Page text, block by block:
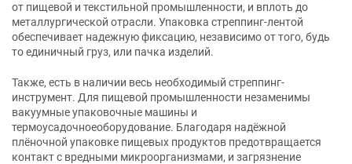
от пищевой и текстильной промышленности, и вплоть до
металлургической отрасли. Упаковка стреппинг-лентой
обеспечивает надежную фиксацию, независимо от того, будь
то единичный груз, или пачка изделий.
Также, есть в наличии весь необходимый стреппинг-
инструмент. Для пищевой промышленности незаменимы
вакуумные упаковочные машины и
термоусадочноеоборудование. Благодаря надёжной
плёночной упаковке пищевых продуктов предотвращается
контакт с вредными микроорганизмами, и загрязнение